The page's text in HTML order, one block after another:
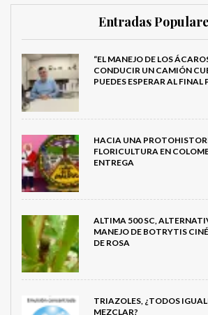
Entradas
“EL MANEJO DE LOS
CONDUCIR UN CAMIÓN
PUEDES ESPERAR AL FINAL
HACIA UNA
FLORICULTURA EN
ENTREGA
ALTIMA 500 SC,
MANEJO DE BOTRYTIS
DE ROSA
TRIAZOLES, ¿TODOS
MEZCLAR?